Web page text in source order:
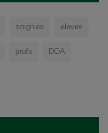
soignies eleves
profs DOA